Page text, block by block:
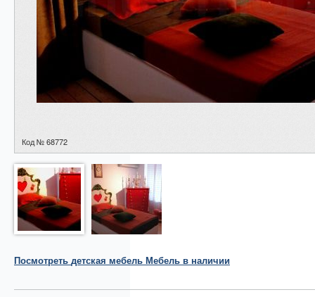
Код № 68772
Посмотреть детская мебель Мебель в наличии